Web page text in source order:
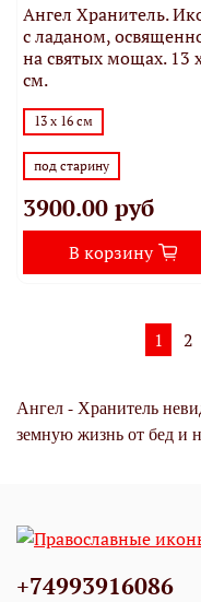
Ангел Хранитель.
с ладаном,
на святых мощах. 13
см.
13 х 16 см
под старину
3900.00 руб
В корзину
1 2
Ангел - Хранитель
земную жизнь от бед и
+74993916086